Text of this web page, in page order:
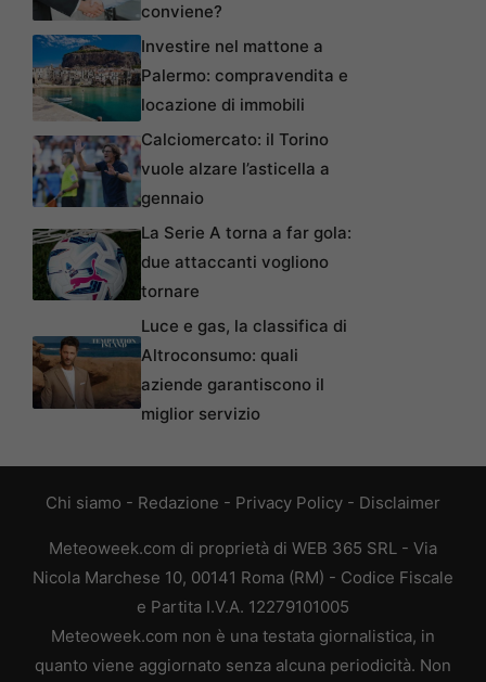
conviene?
Investire nel mattone a
Palermo: compravendita e
locazione di immobili
Calciomercato: il Torino
vuole alzare l’asticella a
gennaio
La Serie A torna a far gola:
due attaccanti vogliono
tornare
Luce e gas, la classifica di
Altroconsumo: quali
aziende garantiscono il
miglior servizio
Chi siamo - Redazione - Privacy Policy - Disclaimer
Meteoweek.com di proprietà di WEB 365 SRL - Via
Nicola Marchese 10, 00141 Roma (RM) - Codice Fiscale
e Partita I.V.A. 12279101005
Meteoweek.com non è una testata giornalistica, in
quanto viene aggiornato senza alcuna periodicità. Non